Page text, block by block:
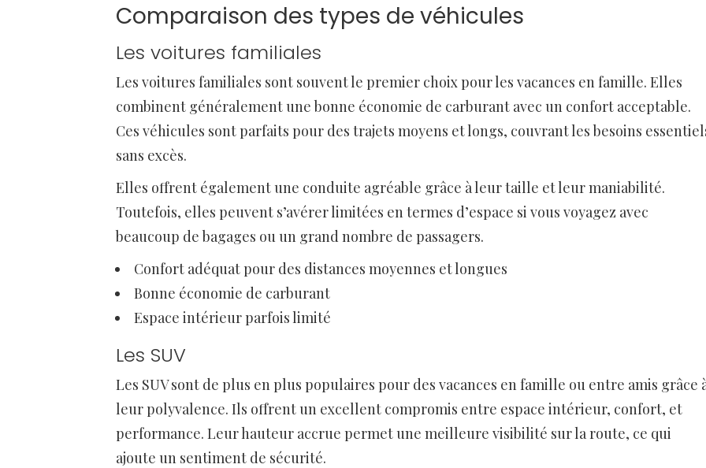
Comparaison des types de véhicules
Les voitures familiales
Les voitures familiales sont souvent le premier choix pour les vacances en famille. Elles
combinent généralement une bonne économie de carburant avec un confort acceptable.
Ces véhicules sont parfaits pour des trajets moyens et longs, couvrant les besoins
sans excès.
Elles offrent également une conduite agréable grâce à leur taille et leur maniabilité.
Toutefois, elles peuvent s’avérer limitées en termes d’espace si vous voyagez avec
beaucoup de bagages ou un grand nombre de passagers.
Confort adéquat pour des distances moyennes et longues
Bonne économie de carburant
Espace intérieur parfois limité
Les SUV
Les SUV sont de plus en plus populaires pour des vacances en famille ou entre amis grâce
leur polyvalence. Ils offrent un excellent compromis entre espace intérieur, confort, et
performance. Leur hauteur accrue permet une meilleure visibilité sur la route, ce qui
ajoute un sentiment de sécurité.